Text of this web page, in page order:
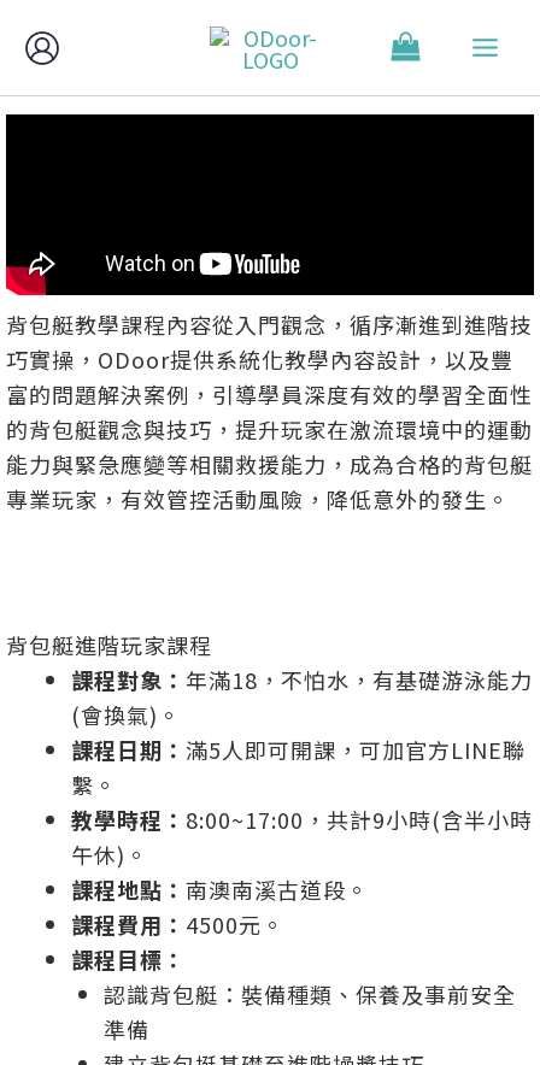
要
背包艇教學課程內容從入門觀念，循序漸進到進階技
巧實操，ODoor提供系統化教學內容設計，以及豐
富的問題解決案例，引導學員深度有效的學習全面性
的背包艇觀念與技巧，提升玩家在激流環境中的運動
能力與緊急應變等相關救援能力，成為合格的背包艇
專業玩家，有效管控活動風險，降低意外的發生。
背包艇進階玩家課程
課程對象： 年滿18，不怕水，有基礎游泳能力
(會換氣)。
課程日期： 滿5人即可開課，可加官方LINE聯
繫。
教學時程： 8:00~17:00，共計9小時(含半小時
午休)。
課程地點： 南澳南溪古道段。
課程費用： 4500元。
課程目標：
認識背包艇：裝備種類、保養及事前安全
準備